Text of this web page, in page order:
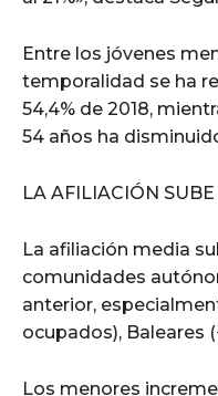
Entre los jóvenes
temporalidad se ha
54,4% de 2018,
54 años ha
LA AFILIACIÓN
La afiliación media
comunidades
anterior,
ocupados), Baleares
Los menores